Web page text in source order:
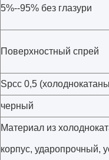
5%--95% без глазури
Поверхностный спрей
Spcc 0,5
черный
Материал из
корпус, ударопрочный,